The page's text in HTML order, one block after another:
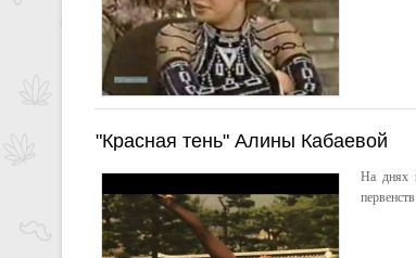
"Красная тень" Алины Кабаевой
На днях